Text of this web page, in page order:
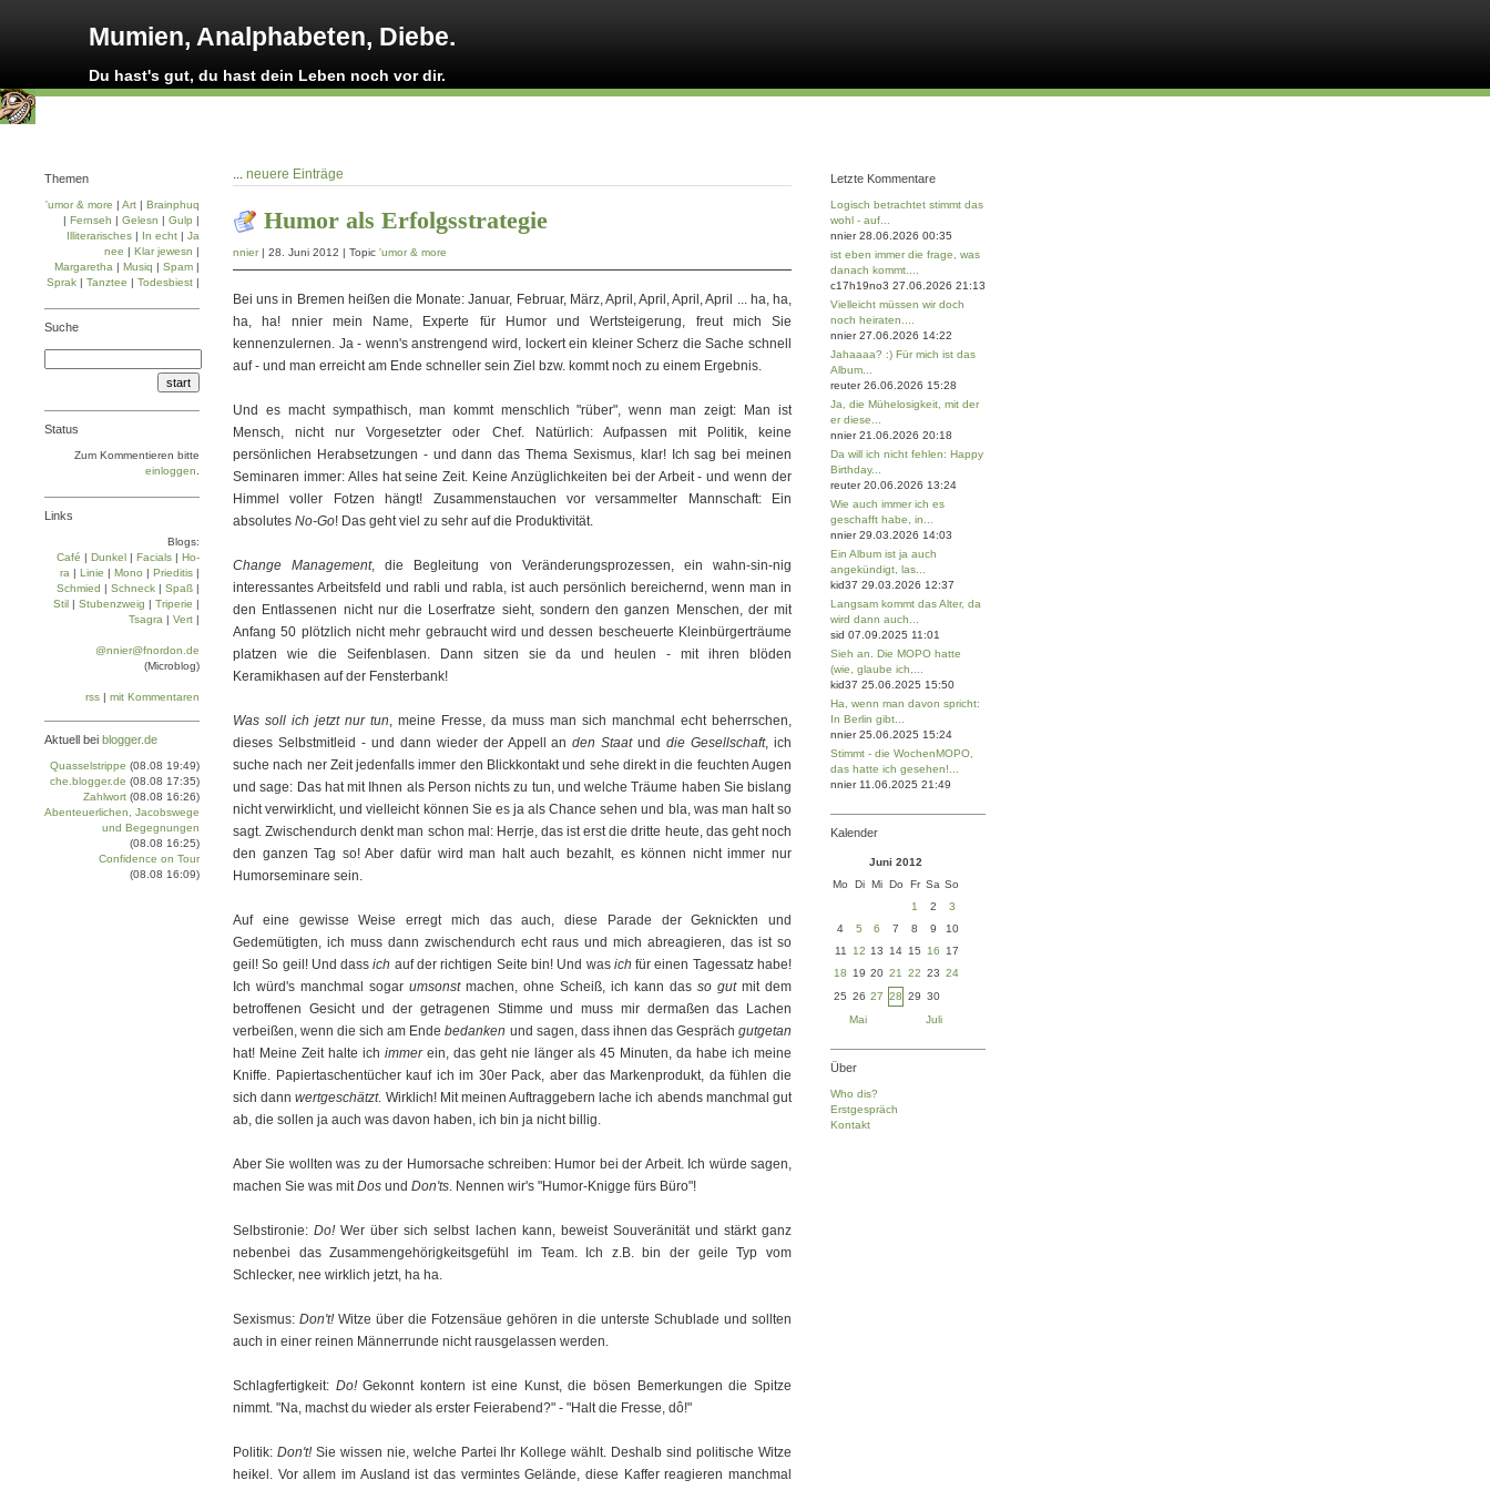
Mumien, Analphabeten, Diebe.
Du hast's gut, du hast dein Leben noch vor dir.
... neuere Einträge
Humor als Erfolgsstrategie
nnier| 28. Juni 2012 | Topic 'umor & more
Bei uns in Bremen heißen die Monate: Januar, Februar, März, April, April, April, April ... ha, ha,
ha, ha! nnier mein Name, Experte für Humor und Wertsteigerung, freut mich Sie
kennenzulernen. Ja - wenn's anstrengend wird, lockert ein kleiner Scherz die Sache schnell
auf - und man erreicht am Ende schneller sein Ziel bzw. kommt noch zu einem Ergebnis.
Und es macht sympathisch, man kommt menschlich "rüber", wenn man zeigt: Man ist
Mensch, nicht nur Vorgesetzter oder Chef. Natürlich: Aufpassen mit Politik, keine
persönlichen Herabsetzungen - und dann das Thema Sexismus, klar! Ich sag bei meinen
Seminaren immer: Alles hat seine Zeit. Keine Anzüglichkeiten bei der Arbeit - und wenn der
Himmel voller Fotzen hängt! Zusammenstauchen vor versammelter Mannschaft: Ein
absolutes No-Go! Das geht viel zu sehr auf die Produktivität.
Change Management, die Begleitung von Veränderungsprozessen, ein wahn-sin-nig
interessantes Arbeitsfeld und rabli und rabla, ist auch persönlich bereichernd, wenn man in
den Entlassenen nicht nur die Loserfratze sieht, sondern den ganzen Menschen, der mit
Anfang 50 plötzlich nicht mehr gebraucht wird und dessen bescheuerte Kleinbürgerträume
platzen wie die Seifenblasen. Dann sitzen sie da und heulen - mit ihren blöden
Keramikhasen auf der Fensterbank!
Was soll ich jetzt nur tun, meine Fresse, da muss man sich manchmal echt beherrschen,
dieses Selbstmitleid - und dann wieder der Appell anden Staatunddie Gesellschaft, ich
suche nach ner Zeit jedenfalls immer den Blickkontakt und sehe direkt in die feuchten Augen
und sage: Das hat mit Ihnen als Person nichts zu tun, und welche Träume haben Sie bislang
nicht verwirklicht, und vielleicht können Sie es ja als Chance sehen und bla, was man halt so
sagt. Zwischendurch denkt man schon mal: Herrje, das ist erst die dritte heute, das geht noch
den ganzen Tag so! Aber dafür wird man halt auch bezahlt, es können nicht immer nur
Humorseminare sein.
Auf eine gewisse Weise erregt mich das auch, diese Parade der Geknickten und
Gedemütigten, ich muss dann zwischendurch echt raus und mich abreagieren, das ist so
geil! So geil! Und dassich auf der richtigen Seite bin! Und was ich für einen Tagessatz habe!
Ich würd's manchmal sogar umsonstmachen, ohne Scheiß, ich kann das so gutmit dem
betroffenen Gesicht und der getragenen Stimme und muss mir dermaßen das Lachen
verbeißen, wenn die sich am Endebedanken und sagen, dass ihnen das Gesprächgutgetan
hat! Meine Zeit halte ich immerein, das geht nie länger als 45 Minuten, da habe ich meine
Kniffe. Papiertaschentücher kauf ich im 30er Pack, aber das Markenprodukt, da fühlen die
sich dannwertgeschätzt. Wirklich! Mit meinen Auftraggebern lache ich abends manchmal gut
ab, die sollen ja auch was davon haben, ich bin ja nicht billig.
Aber Sie wollten was zu der Humorsache schreiben: Humor bei der Arbeit. Ich würde sagen,
machen Sie was mitDos und Don'ts. Nennen wir's "Humor-Knigge fürs Büro"!
Selbstironie:Do!Wer über sich selbst lachen kann, beweist Souveränität und stärkt ganz
nebenbei das Zusammengehörigkeitsgefühl im Team. Ich z.B. bin der geile Typ vom
Schlecker, nee wirklich jetzt, ha ha.
Sexismus: Don't!Witze über die Fotzensäue gehören in die unterste Schublade und sollten
auch in einer reinen Männerrunde nicht rausgelassen werden.
Schlagfertigkeit: Do!Gekonnt kontern ist eine Kunst, die bösen Bemerkungen die Spitze
nimmt. "Na, machst du wieder als erster Feierabend?" - "Halt die Fresse, dô!"
Politik: Don't!Sie wissen nie, welche Partei Ihr Kollege wählt. Deshalb sind politische Witze
heikel. Vor allem im Ausland ist das vermintes Gelände, diese Kaffer reagieren manchmal
Themen
'umor & more | Art | Brainphuq
| Fernseh | Gelesn | Gulp |
Illiterarisches | In echt | Ja
nee | Klar jewesn |
Margaretha | Musiq | Spam |
Sprak | Tanztee | Todesbiest |
Suche
Status
Zum Kommentieren bitte
einloggen
Links
Blogs:
Café | Dun­kel | Facials | Ho­
ra | Linie | Mo­no | Prie­di­tis |
Schmied | Schneck | Spaß |
Stil | Stu­ben­zweig | Tri­pe­rie |
Tsa­gra | Vert |
@nnier@fnordon.de
(Microblog)
rss | mit Kommentaren
Aktuell bei blogger.de
Quasselstrippe (08.08 19:49)
che.blogger.de (08.08 17:35)
Zahlwort (08.08 16:26)
Abenteuerlichen, Jacobswege
und Begegnungen
(08.08 16:25)
Confidence on Tour
(08.08 16:09)
Letzte Kommentare
Logisch betrachtet stimmt das
wohl - auf...
nnier 28.06.2026 00:35
ist eben immer die frage, was
danach kommt....
c17h19no3 27.06.2026 21:13
Vielleicht müssen wir doch
noch heiraten....
nnier 27.06.2026 14:22
Jahaaaa? :) Für mich ist das
Album...
reuter 26.06.2026 15:28
Ja, die Mühelosigkeit, mit der
er diese...
nnier 21.06.2026 20:18
Da will ich nicht fehlen: Happy
Birthday...
reuter 20.06.2026 13:24
Wie auch immer ich es
geschafft habe, in...
nnier 29.03.2026 14:03
Ein Album ist ja auch
angekündigt, las...
kid37 29.03.2026 12:37
Langsam kommt das Alter, da
wird dann auch...
sid 07.09.2025 11:01
Sieh an. Die MOPO hatte
(wie, glaube ich,...
kid37 25.06.2025 15:50
Ha, wenn man davon spricht:
In Berlin gibt...
nnier 25.06.2025 15:24
Stimmt - die WochenMOPO,
das hatte ich gesehen!...
nnier 11.06.2025 21:49
Kalender
Juni 2012
Mo
Di Mi Do Fr Sa So
1
2
3
4
5 6 7 8 9
10
11
12 13 14 15 16
17
18
19 20 21 22 23 24
25 26 27 28 29 30
Mai
Juli
Über
Who dis?
Erstgespräch
Kontakt